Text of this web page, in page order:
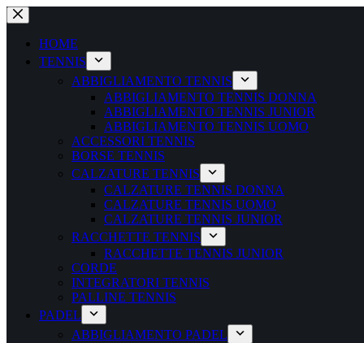
Salta
al
contenutoHOME
TENNIS
ABBIGLIAMENTO TENNIS
ABBIGLIAMENTO TENNIS DONNA
ABBIGLIAMENTO TENNIS JUNIOR
ABBIGLIAMENTO TENNIS UOMO
ACCESSORI TENNIS
BORSE TENNIS
CALZATURE TENNIS
CALZATURE TENNIS DONNA
CALZATURE TENNIS UOMO
CALZATURE TENNIS JUNIOR
RACCHETTE TENNIS
RACCHETTE TENNIS JUNIOR
CORDE
INTEGRATORI TENNIS
PALLINE TENNIS
PADEL
ABBIGLIAMENTO PADEL